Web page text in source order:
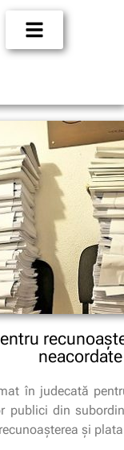
neacordate
în judecată
publici din
și